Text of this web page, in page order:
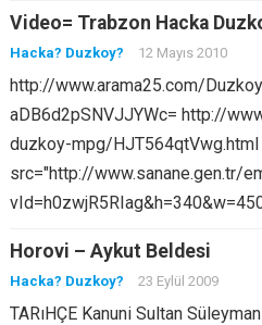
Video= Trabzon Hacka
Hacka? Duzkoy? 12 Mayıs 2010
http://www.arama25.com/
aDB6d2pSNVJJYWc= http://
duzkoy-mpg/
src="http://www.sanane.gen.tr/
Horovi – Aykut Beldesi
Hacka? Duzkoy? 23 Eylül 2009
TARıHÇE Kanuni Sultan